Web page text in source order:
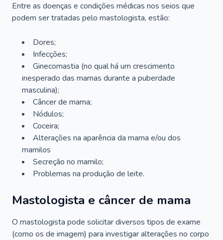
Entre as doenças e condições médicas nos seios que
podem ser tratadas pelo mastologista, estão:
Dores;
Infecções;
Ginecomastia (no qual há um crescimento
inesperado das mamas durante a puberdade
masculina);
Câncer de mama;
Nódulos;
Coceira;
Alterações na aparência da mama e/ou dos
mamilos
Secreção no mamilo;
Problemas na produção de leite.
Mastologista e câncer de mama
O mastologista pode solicitar diversos tipos de exame
(como os de imagem) para investigar alterações no corpo